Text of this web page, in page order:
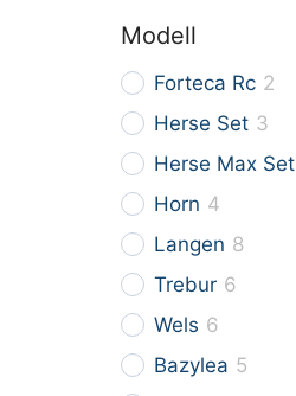
Modell
Forteca Rc 2
Herse Set 3
Herse Max Set
Horn 4
Langen 8
Trebur 6
Wels 6
Bazylea 5